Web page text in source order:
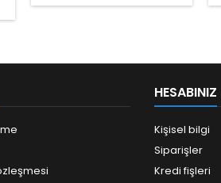
HESABINIZ
Kişisel bilgi
Siparişler
Kredi fişleri